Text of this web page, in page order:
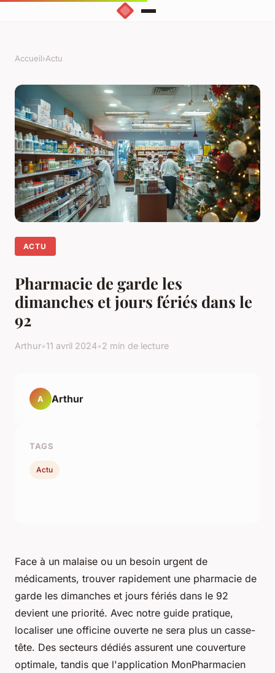
Accueil›Actu
ACTU
Pharmacie de garde les
dimanches et jours fériés dans le
92
Arthur•11 avril 2024•2 min de lecture
Face à un malaise ou un besoin urgent de
médicaments, trouver rapidement une pharmacie de
garde les dimanches et jours fériés dans le 92
devient une priorité. Avec notre guide pratique,
localiser une officine ouverte ne sera plus un casse-
tête. Des secteurs dédiés assurent une couverture
optimale, tandis que l'application MonPharmacien
A Arthur
TAGS
Actu